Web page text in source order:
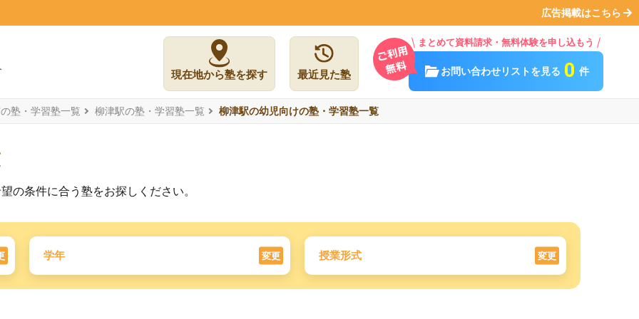
広告掲載はこちら
現在地から塾を探す 最近見た塾
まとめて資料請求・無料体験を申し込もう
お問い合わせリストを見る 0 件
塾・学習塾一覧 柳津駅の塾・学習塾一覧 柳津駅の幼児向けの塾・学習塾一覧
の条件に合う塾をお探しください。
学年 変更 授業形式 変更